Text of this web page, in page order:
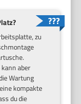
zu
aber
Wartung
kompakte
du die